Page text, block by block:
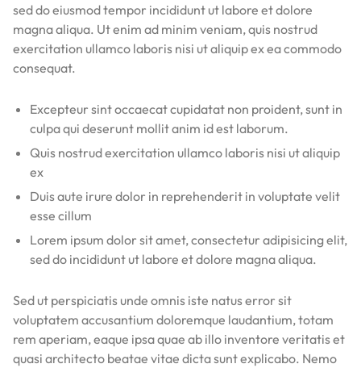
sed do eiusmod tempor incididunt ut labore et dolore
magna aliqua. Ut enim ad minim veniam, quis nostrud
exercitation ullamco laboris nisi ut aliquip ex ea commodo
consequat.
Excepteur sint occaecat cupidatat non proident, sunt in
culpa qui deserunt mollit anim id est laborum.
Quis nostrud exercitation ullamco laboris nisi ut aliquip
ex
Duis aute irure dolor in reprehenderit in voluptate velit
esse cillum
Lorem ipsum dolor sit amet, consectetur adipisicing elit,
sed do incididunt ut labore et dolore magna aliqua.
Sed ut perspiciatis unde omnis iste natus error sit
voluptatem accusantium doloremque laudantium, totam
rem aperiam, eaque ipsa quae ab illo inventore veritatis et
quasi architecto beatae vitae dicta sunt explicabo. Nemo